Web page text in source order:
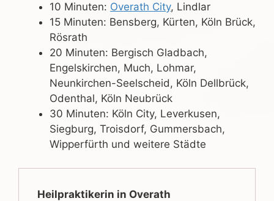
10 Minuten: Overath City, Lindlar
15 Minuten: Bensberg, Kürten, Köln Brück,
Rösrath
20 Minuten: Bergisch Gladbach,
Engelskirchen, Much, Lohmar,
Neunkirchen-Seelscheid, Köln Dellbrück,
Odenthal, Köln Neubrück
30 Minuten: Köln City, Leverkusen,
Siegburg, Troisdorf, Gummersbach,
Wipperfürth und weitere Städte
Heilpraktikerin in Overath